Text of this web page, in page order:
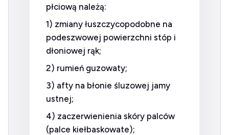
płciową należą:
1) zmiany łuszczycopodobne na
podeszwowej powierzchni stóp i
dłoniowej rąk;
2) rumień guzowaty;
3) afty na błonie śluzowej jamy
ustnej;
4) zaczerwienienia skóry palców
(palce kiełbaskowate);